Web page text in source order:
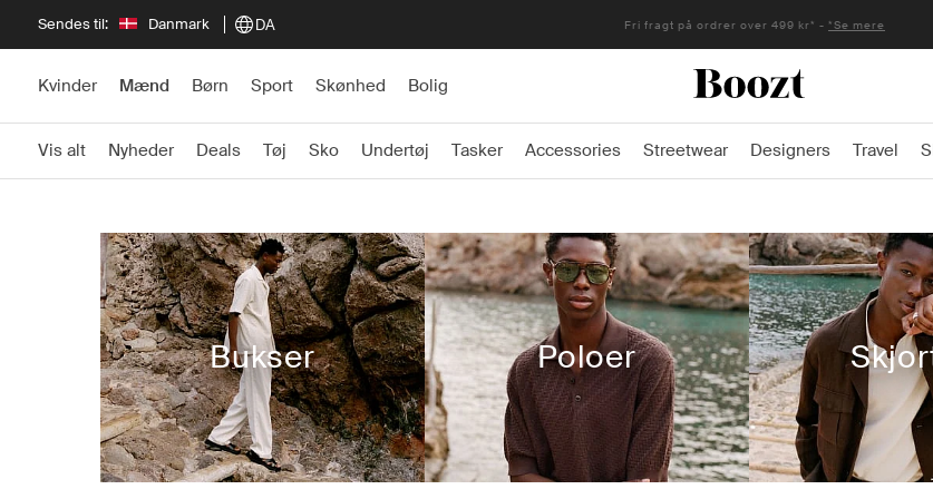
Sendes til: Danmark DA Fri fragt på ordrer over 499 kr* - *Se mere
Kvinder Mænd Børn Sport Skønhed Bolig
Vis alt Nyheder Deals Tøj Sko Undertøj Tasker Accessories Streetwear Designers Travel
Bukser Poloer